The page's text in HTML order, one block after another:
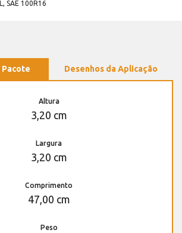
SAE 100R16
Pacote Desenhos da Aplicação
Altura
3,20 cm
Largura
3,20 cm
Comprimento
47,00 cm
Peso